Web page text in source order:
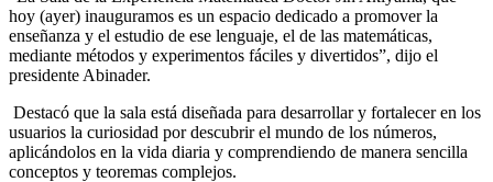
hoy (ayer) inauguramos es un espacio dedicado a promover la
enseñanza y el estudio de ese lenguaje, el de las matemáticas,
mediante métodos y experimentos fáciles y divertidos”, dijo el
presidente Abinader.
Destacó que la sala está diseñada para desarrollar y fortalecer en los
usuarios la curiosidad por descubrir el mundo de los números,
aplicándolos en la vida diaria y comprendiendo de manera sencilla
conceptos y teoremas complejos.